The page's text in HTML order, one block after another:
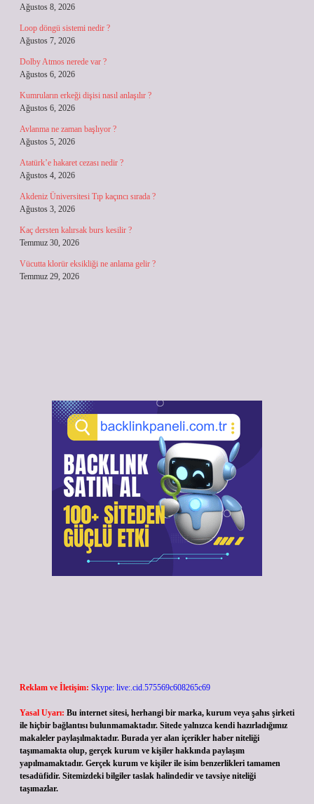
Ağustos 8, 2026
Loop döngü sistemi nedir ?
Ağustos 7, 2026
Dolby Atmos nerede var ?
Ağustos 6, 2026
Kumruların erkeği dişisi nasıl anlaşılır ?
Ağustos 6, 2026
Avlanma ne zaman başlıyor ?
Ağustos 5, 2026
Atatürk’e hakaret cezası nedir ?
Ağustos 4, 2026
Akdeniz Üniversitesi Tıp kaçıncı sırada ?
Ağustos 3, 2026
Kaç dersten kalırsak burs kesilir ?
Temmuz 30, 2026
Vücutta klorür eksikliği ne anlama gelir ?
Temmuz 29, 2026
Reklam ve İletişim: Skype: live:.cid.575569c608265c69
Yasal Uyarı: Bu internet sitesi, herhangi bir marka, kurum veya şahıs şirketi
ile hiçbir bağlantısı bulunmamaktadır. Sitede yalnızca kendi hazırladığımız
makaleler paylaşılmaktadır. Burada yer alan içerikler haber niteliği
taşımamakta olup, gerçek kurum ve kişiler hakkında paylaşım
yapılmamaktadır. Gerçek kurum ve kişiler ile isim benzerlikleri tamamen
tesadüfidir. Sitemizdeki bilgiler taslak halindedir ve tavsiye niteliği
taşımazlar.